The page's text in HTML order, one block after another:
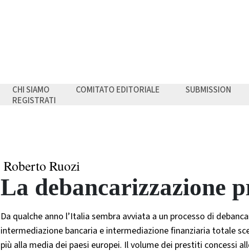
CHI SIAMO COMITATO EDITORIALE SUBMISSION
REGISTRATI
Roberto Ruozi
La debancarizzazione
Da qualche anno l’Italia sembra avviata a un processo di
intermediazione bancaria e intermediazione finanziaria totale
più alla media dei paesi europei. Il volume dei prestiti concessi